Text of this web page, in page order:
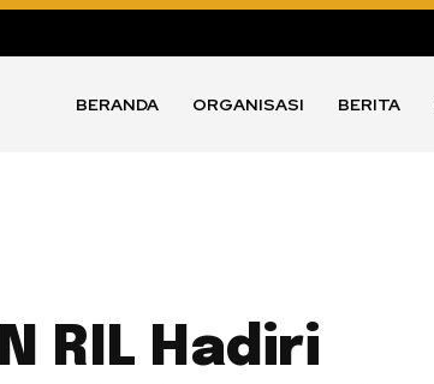
BERANDA ORGANISASI BERITA
RIL Hadiri